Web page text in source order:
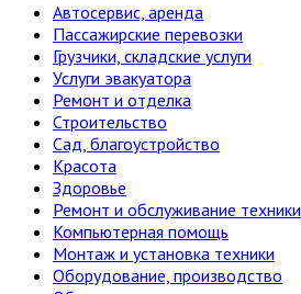
Автосервис, аренда
Пассажирские перевозки
Грузчики, складские услуги
Услуги эвакуатора
Ремонт и отделка
Строительство
Сад, благоустройство
Красота
Здоровье
Ремонт и обслуживание техники
Компьютерная помощь
Монтаж и установка техники
Оборудование, производство